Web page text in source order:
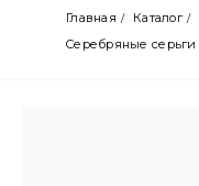
Главная Каталог
Cеребряные серьги